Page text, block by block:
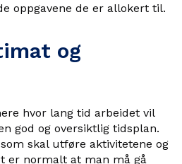
oppgavene de er allokert til.
og
hvor lang tid arbeidet vil
god og oversiktlig tidsplan.
skal utføre aktivitetene og
er normalt at man må gå